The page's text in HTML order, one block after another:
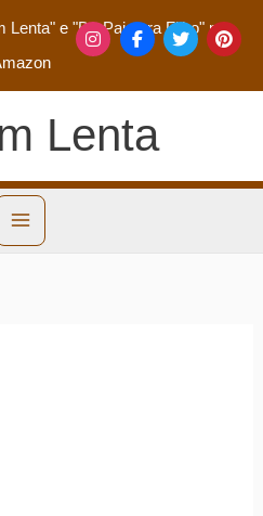
Lenta" e "De Pai para Filho"na
Lenta